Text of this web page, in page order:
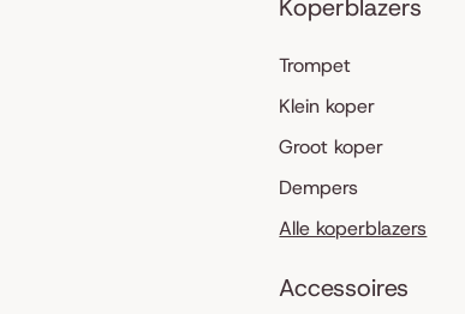
Koperblazers
Trompet
Klein koper
Groot koper
Dempers
Alle koperblazers
Accessoires